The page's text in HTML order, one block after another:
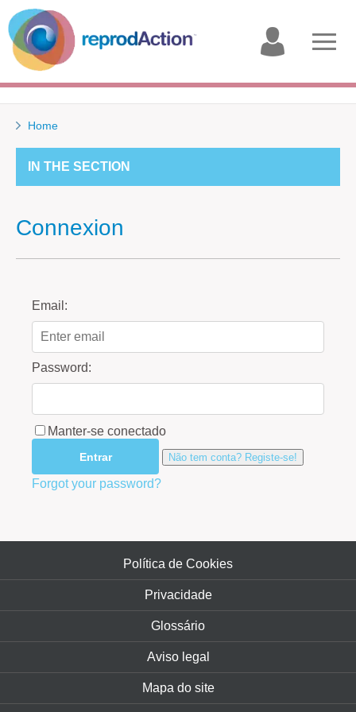
account
Home
IN THE SECTION
Connexion
Email:
Password:
Manter-se conectado
Não tem conta? Registe-se!
Forgot your password?
Política de Cookies
Privacidade
Glossário
Aviso legal
Mapa do site